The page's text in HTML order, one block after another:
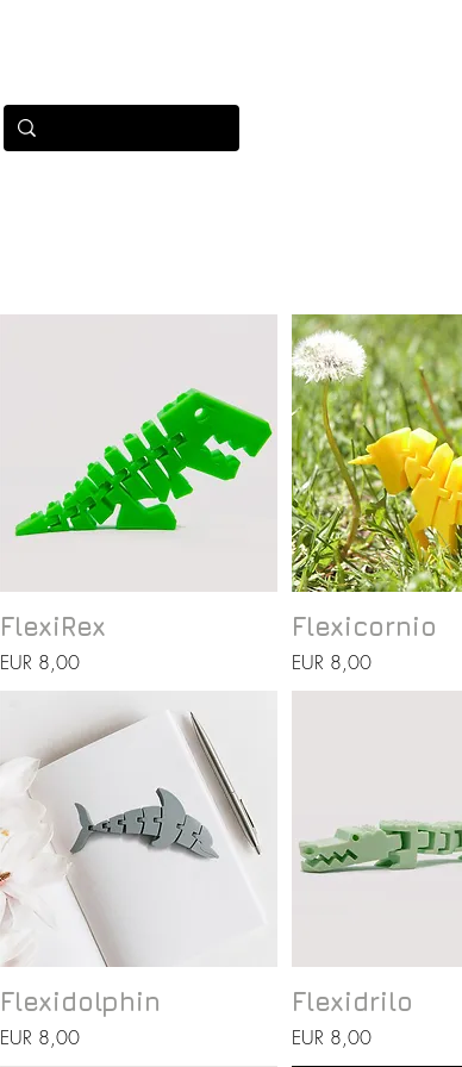
Vista rápida
FlexiRex
Precio
EUR 8,00
Vista rápida
Flexicornio
Precio
EUR 8,00
Vista rápida
Flexidolphin
Precio
EUR 8,00
Vista rápida
Flexidrilo
Precio
EUR 8,00